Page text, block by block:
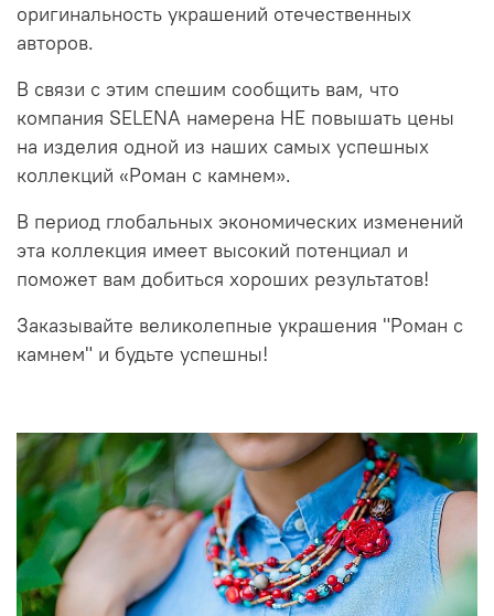
оригинальность украшений отечественных
авторов.
В связи с этим спешим сообщить вам, что
компания SELENA намерена НЕ повышать цены
на изделия одной из наших самых успешных
коллекций «Роман с камнем».
В период глобальных экономических изменений
эта коллекция имеет высокий потенциал и
поможет вам добиться хороших результатов!
Заказывайте великолепные украшения "Роман с
камнем" и будьте успешны!